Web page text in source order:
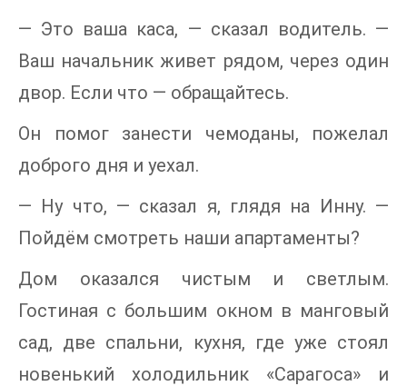
— Это ваша каса, — сказал водитель. —
Ваш начальник живет рядом, через один
двор. Если что — обращайтесь.
Он помог занести чемоданы, пожелал
доброго дня и уехал.
— Ну что, — сказал я, глядя на Инну. —
Пойдём смотреть наши апартаменты?
Дом оказался чистым и светлым.
Гостиная с большим окном в манговый
сад, две спальни, кухня, где уже стоял
новенький холодильник «Сарагоса» и